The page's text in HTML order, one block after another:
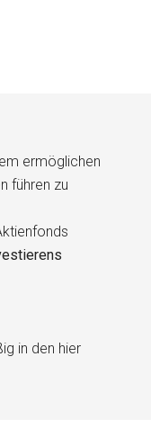
ermöglichen
führen zu
in den hier